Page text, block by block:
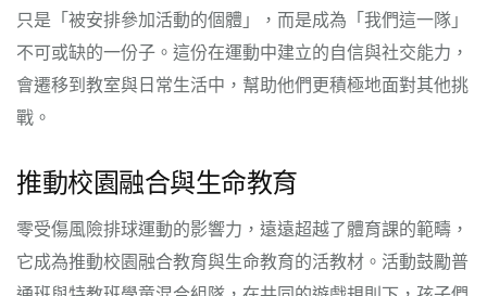
只是「被安排參加活動的個體」，而是成為「我們這一隊」
不可或缺的一份子。這份在運動中建立的自信與社交能力，
會遷移到教室與日常生活中，幫助他們更積極地面對其他挑
戰。
推動校園融合與生命教育
零受傷風險排球運動的影響力，遠遠超越了體育課的範疇，
它成為推動校園融合教育與生命教育的活教材。活動鼓勵普